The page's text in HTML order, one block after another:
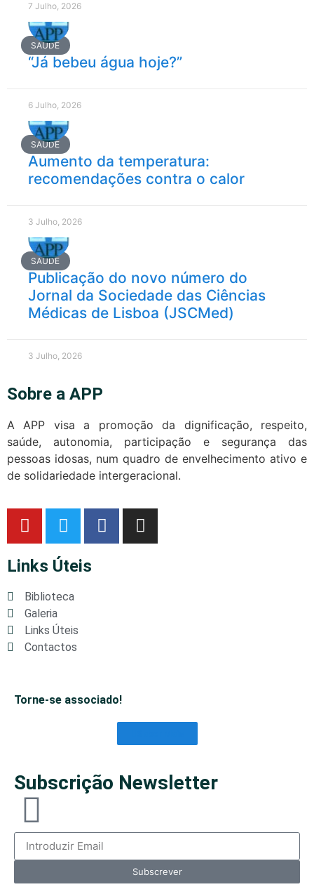
7 Julho, 2026
SAÚDE
“Já bebeu água hoje?”
6 Julho, 2026
SAÚDE
Aumento da temperatura:
recomendações contra o calor
3 Julho, 2026
SAÚDE
Publicação do novo número do
Jornal da Sociedade das Ciências
Médicas de Lisboa (JSCMed)
3 Julho, 2026
Sobre a APP
A APP visa a promoção da dignificação, respeito,
saúde, autonomia, participação e segurança das
pessoas idosas, num quadro de envelhecimento ativo e
de solidariedade intergeracional.
Links Úteis
Biblioteca
Galeria
Links Úteis
Contactos
Torne-se associado!
Subscrição Newsletter
Subscrever